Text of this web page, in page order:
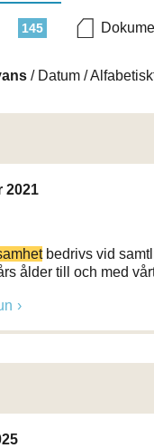
145
/ Datum /
2021
bedrivs vid
ålder till och med